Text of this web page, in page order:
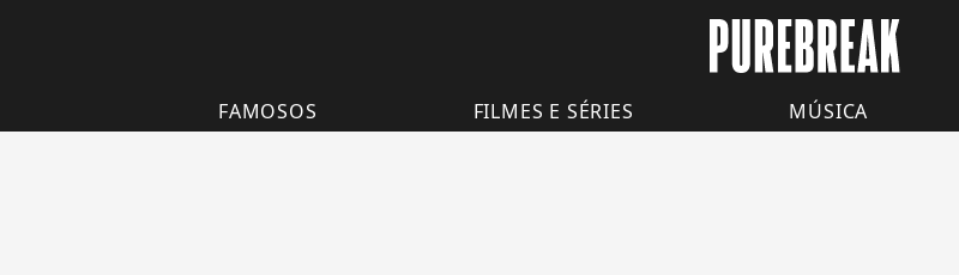
FAMOSOS FILMES E SÉRIES MÚSICA